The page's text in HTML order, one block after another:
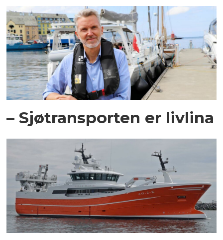
– Sjøtransporten er livlina